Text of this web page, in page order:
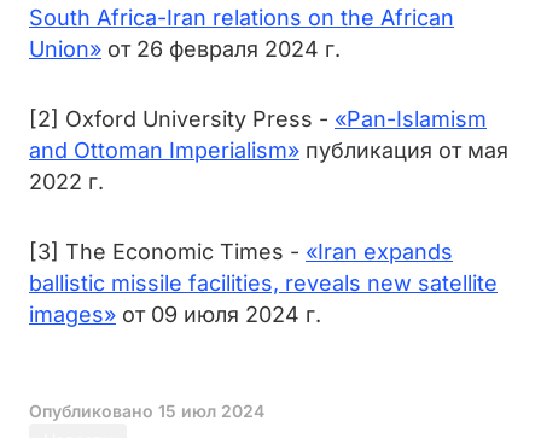
South Africa-Iran relations on the African
Union» от 26 февраля 2024 г.
[2] Oxford University Press - «Pan-Islamism
and Ottoman Imperialism» публикация от мая
2022 г.
[3] The Economic Times - «Iran expands
ballistic missile facilities, reveals new satellite
images» от 09 июля 2024 г.
Опубликовано 15 июл 2024